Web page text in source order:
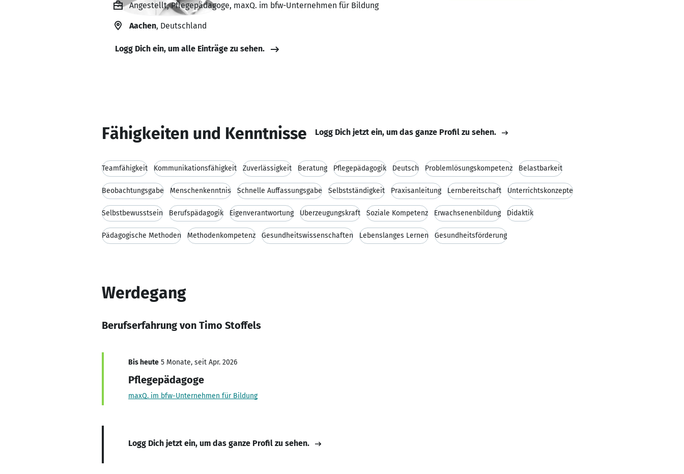
Angestellt, Pflegepädagoge, maxQ. im bfw-Unternehmen für Bildung
Aachen, Deutschland
Logg Dich ein, um alle Einträge zu sehen.
Fähigkeiten und Kenntnisse Logg Dich jetzt ein, um das ganze Profil zu sehen.
Teamfähigkeit Kommunikationsfähigkeit Zuverlässigkeit Beratung Pflegepädagogik Deutsch Problemlösungskompetenz Belastbarkeit
Beobachtungsgabe Menschenkenntnis Schnelle Auffassungsgabe Selbstständigkeit Praxisanleitung Lernbereitschaft Unterrichtskonzepte
Selbstbewusstsein Berufspädagogik Eigenverantwortung Überzeugungskraft Soziale Kompetenz Erwachsenenbildung Didaktik
Pädagogische Methoden Methodenkompetenz Gesundheitswissenschaften Lebenslanges Lernen Gesundheitsförderung
Werdegang
Berufserfahrung von Timo Stoffels
Bis heute 5 Monate, seit Apr. 2026
Pflegepädagoge
maxQ. im bfw-Unternehmen für Bildung
Logg Dich jetzt ein, um das ganze Profil zu sehen.